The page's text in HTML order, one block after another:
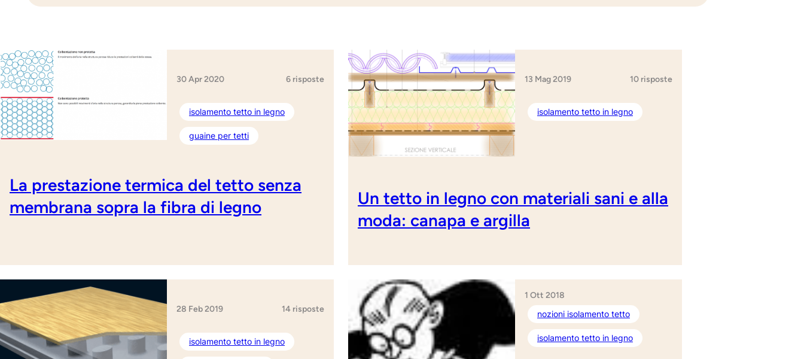
30 Apr 2020 6 risposte
isolamento tetto in legno
guaine per tetti
La prestazione termica del tetto senza
membrana sopra la fibra di legno
13 Mag 2019 10 risposte
isolamento tetto in legno
Un tetto in legno con materiali sani e alla
moda: canapa e argilla
28 Feb 2019 14 risposte
isolamento tetto in legno
1 Ott 2018
nozioni isolamento tetto
isolamento tetto in legno